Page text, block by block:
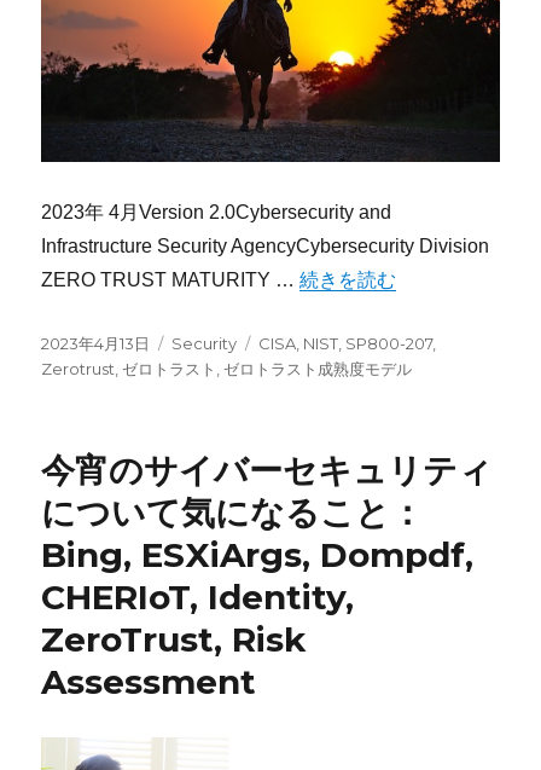
2023年 4月Version 2.0Cybersecurity and
Infrastructure Security AgencyCybersecurity Division
ZERO TRUST MATURITY …“CISA ゼロトラスト成熟度
続きを読む
投
稿
2023年4月13日
カ
テ
Security
タ
グ
CISA NIST SP800-207,
Zerotrust ,ゼロトラスト ,ゼロトラスト成熟度モデル
今宵のサイバーセキュリティ
について気になること：
Bing, ESXiArgs, Dompdf,
CHERIoT, Identity,
ZeroTrust, Risk
Assessment